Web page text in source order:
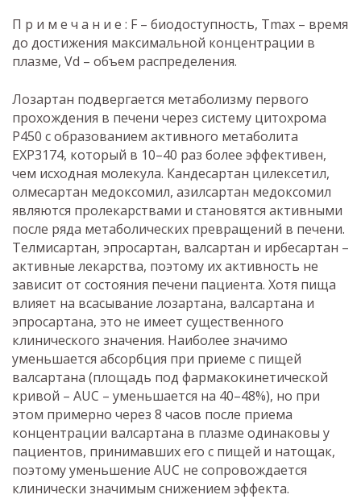
П р и м е ч а н и е : F – биодоступность, Tmax – время
до достижения максимальной концентрации в
плазме, Vd – объем распределения.
Лозартан подвергается метаболизму первого
прохождения в печени через систему цитохрома
P450 с образованием активного метаболита
EXP3174, который в 10–40 раз более эффективен,
чем исходная молекула. Кандесартан цилексетил,
олмесартан медоксомил, азилсартан медоксомил
являются пролекарствами и становятся активными
после ряда метаболических превращений в печени.
Телмисартан, эпросартан, валсартан и ирбесартан –
активные лекарства, поэтому их активность не
зависит от состояния печени пациента. Хотя пища
влияет на всасывание лозартана, валсартана и
эпросартана, это не имеет существенного
клинического значения. Наиболее значимо
уменьшается абсорбция при приеме с пищей
валсартана (площадь под фармакокинетической
кривой – AUC – уменьшается на 40–48%), но при
этом примерно через 8 часов после приема
концентрации валсартана в плазме одинаковы у
пациентов, принимавших его с пищей и натощак,
поэтому уменьшение AUC не сопровождается
клинически значимым снижением эффекта.